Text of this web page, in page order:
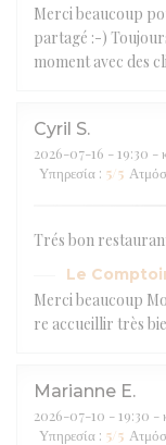
Merci beaucoup
partagé :-)
moment avec des
Cyril S
2026-07-16 - 19:30 -
Υπηρεσία : 5/5
Trés bon
Le
Merci beaucoup
re accueillir très
Marianne E
2026-07-10 - 19:30 -
Υπηρεσία : 5/5